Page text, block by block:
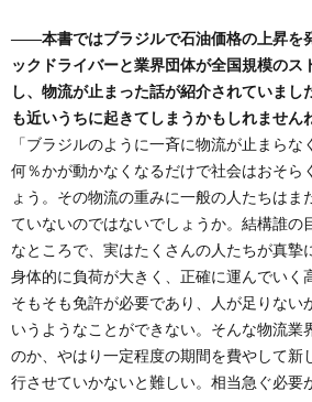
――本書ではブラジルで石油価格の上昇を
ックドライバーと業界団体が全国規模のス
し、物流が止まった話が紹介されていまし
も近いうちに起きてしまうかもしれません
「ブラジルのように一斉に物流が止まら
何％かが動かなくなるだけで社会はおそら
ょう。その物流の重みに一般の人たちはま
ていないのではないでしょうか。結構誰の
なところで、実はたくさんの人たちが真摯
身体的に負荷が大きく、正確に運んでいく
そもそも免許が必要であり、人が足りない
いうようなことができない。そんな物流業
のか、やはり一定程度の期間を費やして新
行させていかないと難しい。相当急ぐ必要